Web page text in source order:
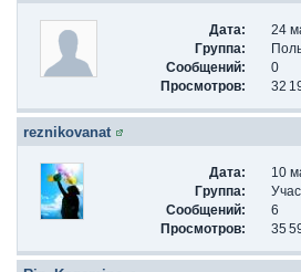
Дата:
24
Группа:
Сообщений:
0
Просмотров:
32
reznikovanat
Дата:
10
Группа:
Сообщений:
6
Просмотров:
35